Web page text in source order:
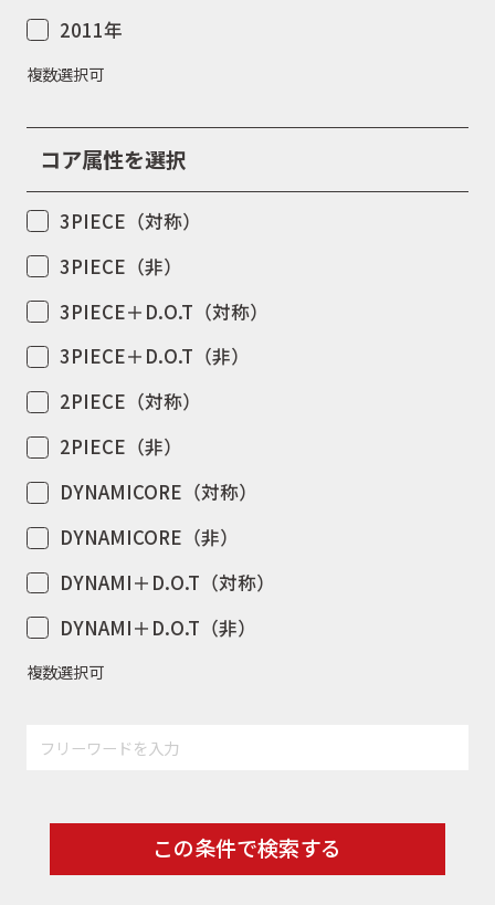
2011年
複数選択可
コア属性を選択
3PIECE（対称）
3PIECE（非）
3PIECE＋D.O.T（対称）
3PIECE＋D.O.T（非）
2PIECE（対称）
2PIECE（非）
DYNAMICORE（対称）
DYNAMICORE（非）
DYNAMI＋D.O.T（対称）
DYNAMI＋D.O.T（非）
複数選択可
この条件で検索する